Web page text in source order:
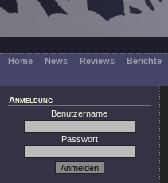
Home News Reviews Berichte
Anmeldung
Benutzername
Passwort